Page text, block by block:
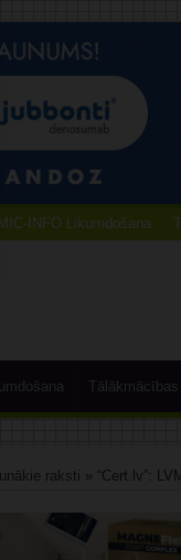
MIC-INFO Likumdošana
raksti » “Cert.lv”: